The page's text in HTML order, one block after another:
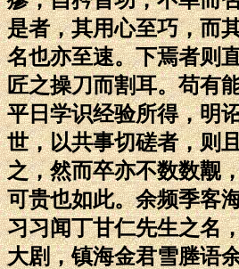
是者，其用心至巧，而
名也亦至速。下焉者则
匠之操刀而割耳。苟有
平日学识经验所得，明
世，以共事切磋者，则
之，然而卒亦不数数觏
可贵也如此。余频季客
习习闻丁甘仁先生之名
大剧，镇海金君雪塍语